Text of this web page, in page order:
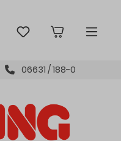
06631 / 188-0